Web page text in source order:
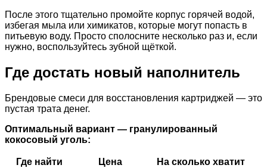
После этого тщательно промойте корпус горячей водой,
избегая мыла или химикатов, которые могут попасть в
питьевую воду. Просто сполосните несколько раз и, если
нужно, воспользуйтесь зубной щёткой.
Где достать новый наполнитель
Брендовые смеси для восстановления картриджей — это
пустая трата денег.
Оптимальный вариант — гранулированный
кокосовый уголь:
Где найти Цена
На сколько хватит